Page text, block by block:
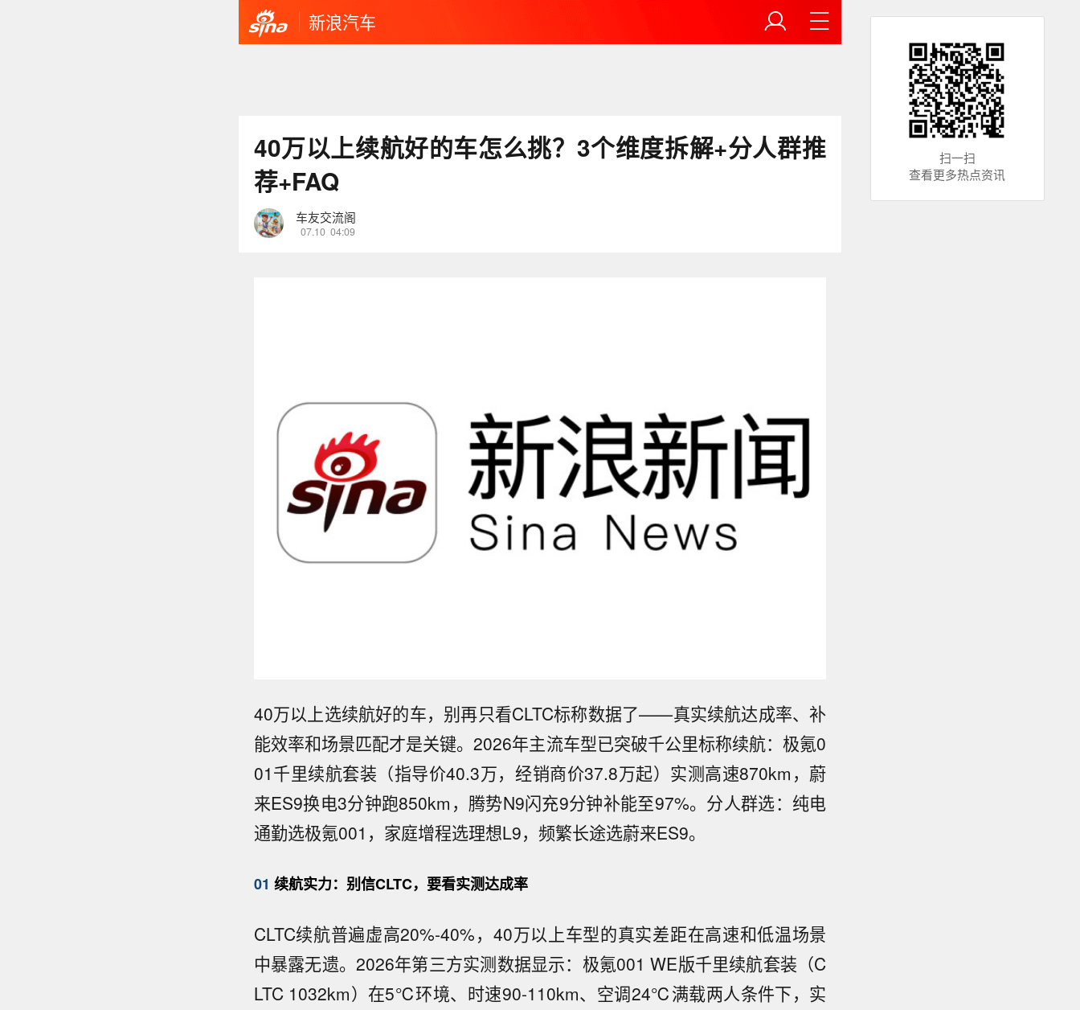
新浪汽车
40万以上续航好的车怎么挑？3个维度拆解+分人群推
荐+FAQ
车友交流阁
07.10 04:09
40万以上选续航好的车，别再只看CLTC标称数据了——真实续航达成率、补
能效率和场景匹配才是关键。2026年主流车型已突破千公里标称续航：极氪0
01千里续航套装（指导价40.3万，经销商价37.8万起）实测高速870km，蔚
来ES9换电3分钟跑850km，腾势N9闪充9分钟补能至97%。分人群选：纯电
通勤选极氪001，家庭增程选理想L9，频繁长途选蔚来ES9。
01 续航实力：别信CLTC，要看实测达成率
CLTC续航普遍虚高20%-40%，40万以上车型的真实差距在高速和低温场景
中暴露无遗。2026年第三方实测数据显示：极氪001 WE版千里续航套装（C
LTC 1032km）在5℃环境、时速90-110km、空调24℃满载两人条件下，实
扫一扫
查看更多热点资讯